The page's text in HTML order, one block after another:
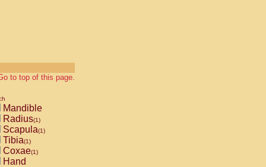
to top of this page.
Mandible
Radius(1)
Scapula(1)
Tibia(1)
Coxae(1)
Hand